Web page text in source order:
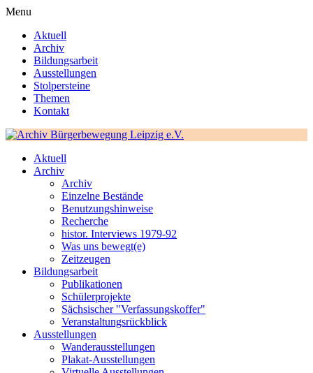
Menu
Aktuell
Archiv
Bildungsarbeit
Ausstellungen
Stolpersteine
Themen
Kontakt
Aktuell
Archiv
Archiv
Einzelne Bestände
Benutzungshinweise
Recherche
histor. Interviews 1979-92
Was uns bewegt(e)
Zeitzeugen
Bildungsarbeit
Publikationen
Schülerprojekte
Sächsischer "Verfassungskoffer"
Veranstaltungsrückblick
Ausstellungen
Wanderausstellungen
Plakat-Ausstellungen